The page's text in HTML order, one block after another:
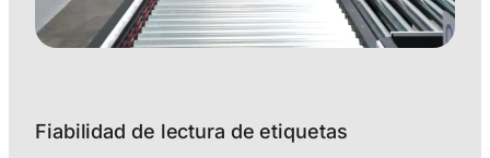
Fiabilidad de lectura de etiquetas